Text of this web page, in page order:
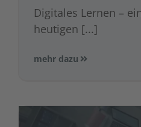
Digitales Lernen –
heutigen [...]
mehr dazu